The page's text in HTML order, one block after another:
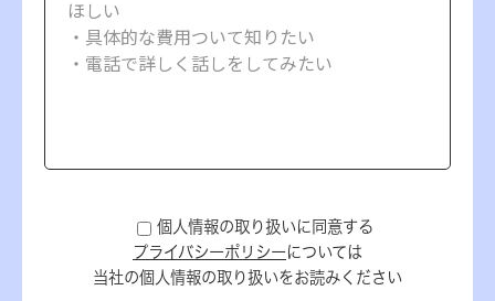
個人情報の取り扱いに同意する
プライバシーポリシーについては
当社の個人情報の取り扱いをお読みください